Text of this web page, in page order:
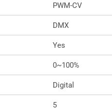
PWM-CV
DMX
Yes
0~100%
Digital
5